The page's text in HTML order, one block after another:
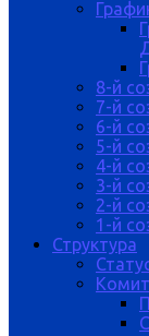
8-й
7-й
6-й
5-й
4-й
3-й
2-й
1-й
Структура